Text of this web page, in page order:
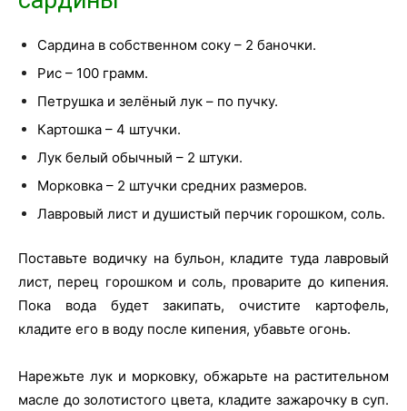
Сардина в собственном соку – 2 баночки.
Рис – 100 грамм.
Петрушка и зелёный лук – по пучку.
Картошка – 4 штучки.
Лук белый обычный – 2 штуки.
Морковка – 2 штучки средних размеров.
Лавровый лист и душистый перчик горошком, соль.
Поставьте водичку на бульон, кладите туда лавровый
лист, перец горошком и соль, проварите до кипения.
Пока вода будет закипать, очистите картофель,
кладите его в воду после кипения, убавьте огонь.
Нарежьте лук и морковку, обжарьте на растительном
масле до золотистого цвета, кладите зажарочку в суп.